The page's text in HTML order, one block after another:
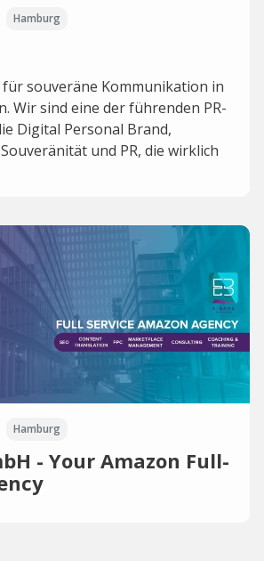
Hamburg
souveräne Kommunikation in
Wir sind eine der führenden PR-
Digital Personal Brand,
und PR, die wirklich
Hamburg
- Your Amazon Full-